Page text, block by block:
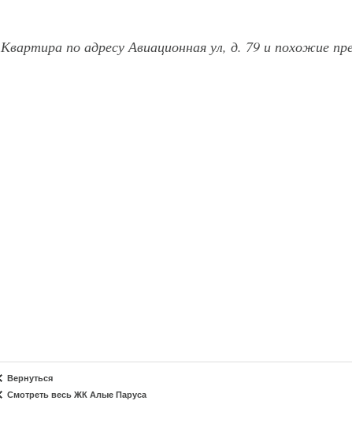
Квартира по адресу Авиационная ул, д. 79 и похожие
Вернуться
Смотреть весь ЖК Алые Паруса